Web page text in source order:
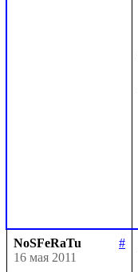
NoSFeRaTu
#
16 мая 2011